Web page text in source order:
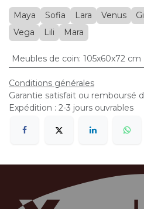
Maya
Sofia Lara Venus
Vega
Lili Mara
Meubles de coin: 105x60x72 cm
Conditions générales
Garantie satisfait ou remboursé
Expédition : 2-3 jours ouvrables